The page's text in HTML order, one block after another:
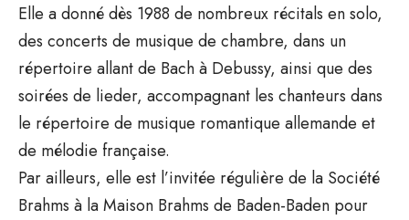
Elle a donné dès 1988 de nombreux récitals en solo,
des concerts de musique de chambre, dans un
répertoire allant de Bach à Debussy, ainsi que des
soirées de lieder, accompagnant les chanteurs dans
le répertoire de musique romantique allemande et
de mélodie française.
Par ailleurs, elle est l’invitée régulière de la Société
Brahms à la Maison Brahms de Baden-Baden pour